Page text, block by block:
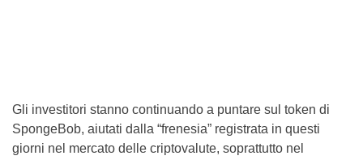
Gli investitori stanno continuando a puntare sul token di
SpongeBob, aiutati dalla “frenesia” registrata in questi
giorni nel mercato delle criptovalute, soprattutto nel